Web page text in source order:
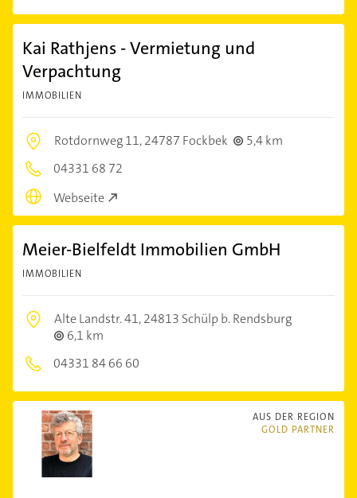
Kai Rathjens - Vermietung und
Verpachtung
IMMOBILIEN
Rotdornweg 11,24787 Fockbek
5,4 km
04331 68 72
Webseite
Meier-Bielfeldt Immobilien GmbH
IMMOBILIEN
Alte Landstr. 41,24813 Schülp b. Rendsburg
6,1 km
04331 84 66 60
AUS DER REGION
GOLD PARTNER